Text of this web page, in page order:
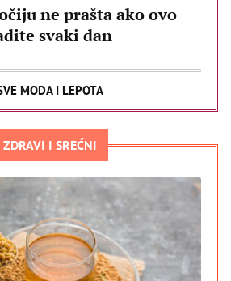
ne prašta ako ovo
svaki dan
MODA I LEPOTA
ZDRAVI I SREĆNI